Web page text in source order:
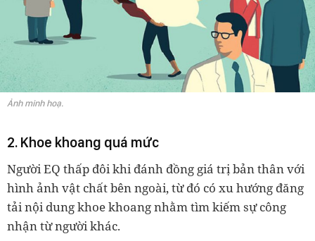
Ảnh minh hoạ.
2. Khoe khoang quá mức
Người EQ thấp đôi khi đánh đồng giá trị bản thân với
hình ảnh vật chất bên ngoài, từ đó có xu hướng đăng
tải nội dung khoe khoang nhằm tìm kiếm sự công
nhận từ người khác.